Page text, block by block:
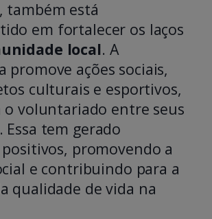
também está
em fortalecer os laços
local. A
promove ações sociais,
culturais e esportivos,
o voluntariado entre seus
Essa tem gerado
promovendo a
e contribuindo para a
qualidade de vida na